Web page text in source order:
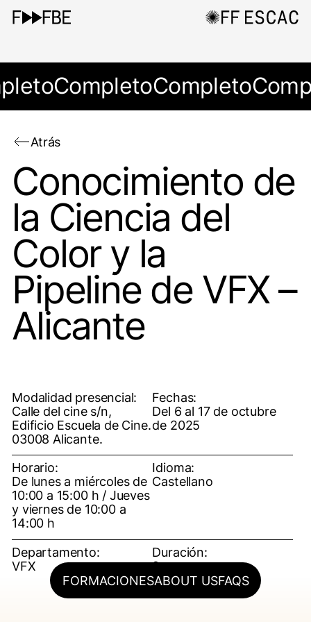
FORMACIONESABOUT USFAQS
CompletoCompleto
Atrás
Conocimiento de
la Ciencia del
Color y la
Pipeline de VFX –
Alicante
Modalidad presencial:
Calle del cine s/n,
Edificio Escuela de Cine.
03008 Alicante.
Fechas:
Del 6 al 17 de octubre
de 2025
Horario:
De lunes a miércoles de
10:00 a 15:00 h / Jueves
y viernes de 10:00 a
14:00 h
Idioma:
Castellano
Departamento:
VFX
Duración:
2 semanas